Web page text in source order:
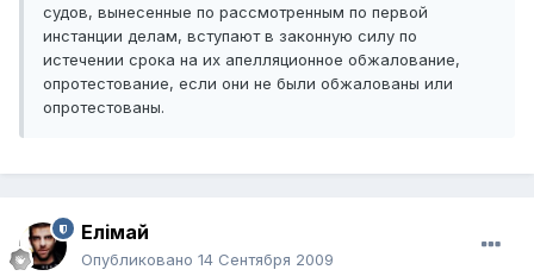
судов, вынесенные по рассмотренным по первой
инстанции делам, вступают в законную силу по
истечении срока на их апелляционное обжалование,
опротестование, если они не были обжалованы или
опротестованы.
Елiмай
Опубликовано 14 Сентября 2009